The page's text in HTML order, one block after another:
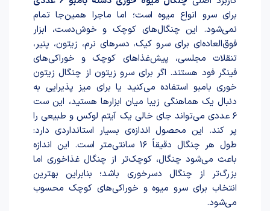
برای سرو انواع میوه است؛ اما ماجرا همین‌جا تمام
نمی‌شود. این چنگال‌های کوچک و خوش‌دست، ابزار
فوق‌العاده‌ای برای سرو کیک، دسرهای نرم، زیتون، پنیر،
تنقلات مجلسی، پیش‌غذاهای کوچک و خوراکی‌های
فینگر فود هستند. اگر برای سرو زیتون از چنگال زیتون
خوری بامبو استفاده می‌کنید یا برای میز پذیرایی به
دنبال یک هماهنگی زیبا میان ابزارها هستید، این ست
۶ عددی می‌تواند جای خالی یک آیتم لوکس و طبیعی را
پر کند. این محصول اندازه‌ی بسیار استانداردی دارد:
طول هر چنگال دقیقاً ۱۶ سانتی‌متر است. این اندازه
باعث می‌شود چنگال، کوچک‌تر از چنگال غذاخوری اما
بزرگ‌تر از چنگال دسرخوری باشد؛ بنابراین بهترین
انتخاب برای سرو میوه و خوراکی‌های کوچک محسوب
می‌شود.